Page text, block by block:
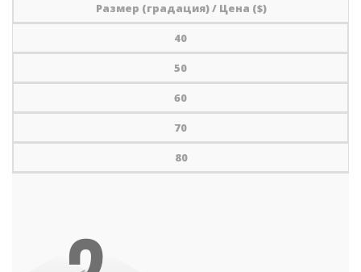
Размер (градация) / Цена ($)
40
50
60
70
80